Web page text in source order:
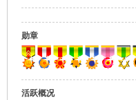
勋章
活跃概况